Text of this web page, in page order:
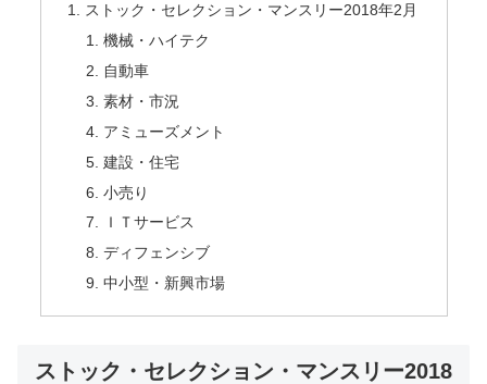
ストック・セレクション・マンスリー2018年2月
機械・ハイテク
自動車
素材・市況
アミューズメント
建設・住宅
小売り
ＩＴサービス
ディフェンシブ
中小型・新興市場
ストック・セレクション・マンスリー2018